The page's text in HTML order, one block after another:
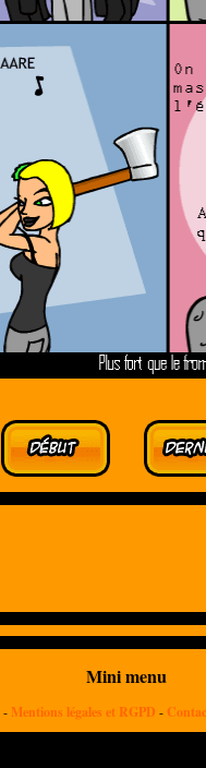
Mini menu
- Mentions légales et RGPD -